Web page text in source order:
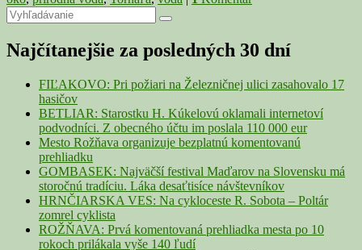
Primary
Sidebar
Widget
Area
Search
for:
Search
Najčítanejšie za posledných 30 dní
FIĽAKOVO: Pri požiari na Železničnej ulici zasahovalo 17
hasičov
BETLIAR: Starostku H. Kúkelovú oklamali internetoví
podvodníci. Z obecného účtu im poslala 110 000 eur
Mesto Rožňava organizuje bezplatnú komentovanú
prehliadku
GOMBASEK: Najväčší festival Maďarov na Slovensku má
storočnú tradíciu. Láka desaťtisíce návštevníkov
HRNČIARSKA VES: Na cykloceste R. Sobota – Poltár
zomrel cyklista
ROŽŇAVA: Prvá komentovaná prehliadka mesta po 10
rokoch prilákala vyše 140 ľudí